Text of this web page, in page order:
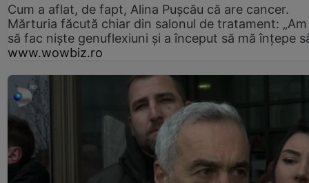
Cum a aflat, de fapt, Alina Pușcău că are cancer.
Mărturia făcută chiar din salonul de tratament:
să fac niște genuflexiuni și a început să mă înțepe
www.wowbiz.ro